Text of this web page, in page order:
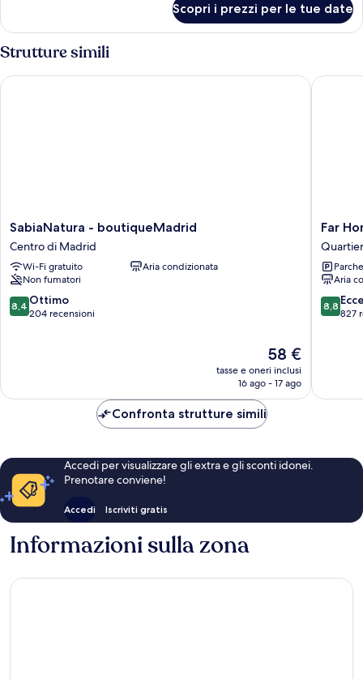
Basic,
3
letti
singoli
Scopri i prezzi per le tue date
Strutture simili
SabiaNatura
-
boutiqueMadrid
Centro
di
Madrid
SabiaNatura - boutiqueMadrid
Centro di Madrid
Wi-Fi gratuito
Aria condizionata
Non fumatori
8.4
su
8,4 Ottimo
204 recensioni
Il
prezzo
attuale
58 €
tasse e oneri inclusi
16 ago - 17 ago
SabiaNatura - boutiqueMadrid
Far
Home
di
Tetuán
Far
Aria
8.8
su
8,8
827
Far
Confronta strutture simili
Accedi per visualizzare gli extra e gli sconti idonei.
Prenotare conviene!
Accedi Iscriviti gratis
Informazioni sulla zona